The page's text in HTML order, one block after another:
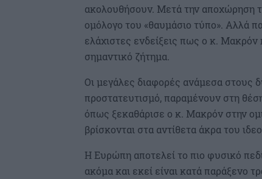
ακολουθήσουν. Μετά την αποχώρηση
ομόλογο του «θαυμάσιο τύπο». Αλλά
ελάχιστες ενδείξεις πως ο κ.
σημαντικό ζήτημα.
Οι μεγάλες διαφορές ανάμεσα στους
προστατευτισμό, παραμένουν στη
όπως ξεκαθάρισε ο κ. Μακρόν στην
βρίσκονται στα αντίθετα άκρα του
Η Ευρώπη αποτελεί το πιο φυσικό
ακόμα και εκεί είναι κατά παράξενο